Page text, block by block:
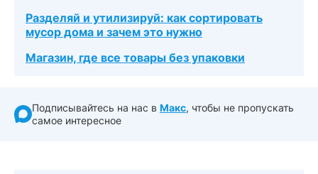
Разделяй и утилизируй: как сортировать
мусор дома и зачем это нужно
Магазин, где все товары без упаковки
Подписывайтесь на нас в Макс, чтобы не пропускать
самое интересное